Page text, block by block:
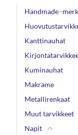
Handmade -
Kanttinauhat
Kuminauhat
Makrame
Metallirenkaat
Muut tarvikkeet
Napit